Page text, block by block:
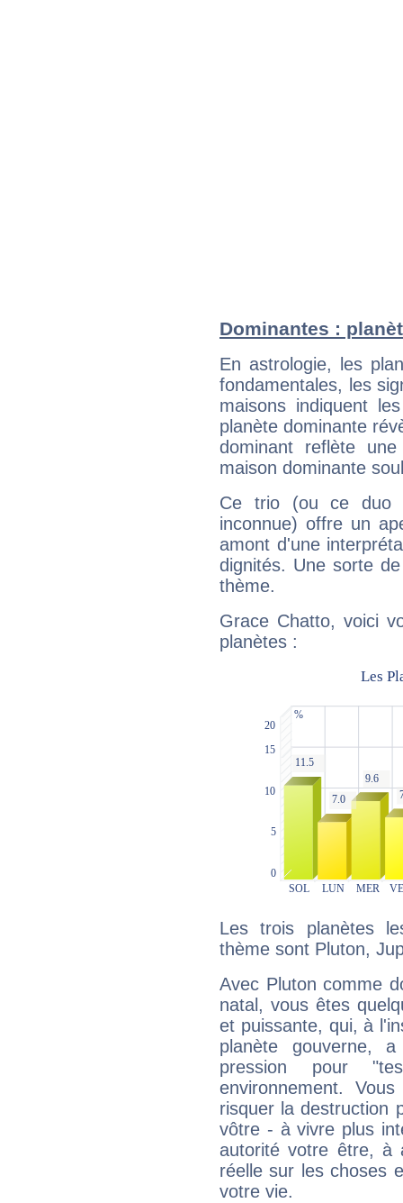
Dominantes :
En astrologie, les
fondamentales, les
maisons indiquent
planète dominante
dominant reflète
maison dominante
Ce trio (ou ce duo
inconnue) offre un
amont d'une
dignités. Une sorte
thème.
Grace Chatto, voici
planètes :
Les trois planètes
thème sont Pluton,
Avec Pluton comme
natal, vous êtes
et puissante, qui, à
planète gouverne,
pression pour
environnement.
risquer la destruction
vôtre - à vivre plus
autorité votre être, à
réelle sur les choses
votre vie.